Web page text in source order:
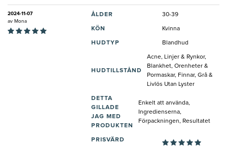
2024-11-07
av Mona
ÅLDER 30-39
KÖN Kvinna
HUDTYP Blandhud
HUDTILLSTÅND
Acne, Linjer & Rynkor,
Blankhet, Orenheter &
Pormaskar, Finnar, Grå &
Livlös Utan Lyster
DETTA
GILLADE
JAG MED
PRODUKTEN
Enkelt att använda,
Ingredienserna,
Förpackningen, Resultatet
PRISVÄRD